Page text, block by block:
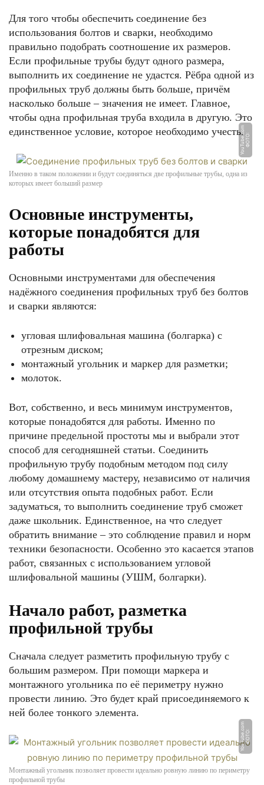
Для того чтобы обеспечить соединение без
использования болтов и сварки, необходимо
правильно подобрать соотношение их размеров.
Если профильные трубы будут одного размера,
выполнить их соединение не удастся. Рёбра одной из
профильных труб должны быть больше, причём
насколько больше – значения не имеет. Главное,
чтобы одна профильная труба входила в другую. Это
единственное условие, которое необходимо учесть.
Ф
О
Т
О:
Y
o
u
T
u
b
e.
c
o
m
Именно в таком положении и будут соединяться две профильные трубы, одна из
которых имеет больший размер
Основные инструменты,
которые понадобятся для
работы
Основными инструментами для обеспечения
надёжного соединения профильных труб без болтов
и сварки являются:
угловая шлифовальная машина (болгарка) с
отрезным диском;
монтажный угольник и маркер для разметки;
молоток.
Вот, собственно, и весь минимум инструментов,
которые понадобятся для работы. Именно по
причине предельной простоты мы и выбрали этот
способ для сегодняшней статьи. Соединить
профильную трубу подобным методом под силу
любому домашнему мастеру, независимо от наличия
или отсутствия опыта подобных работ. Если
задуматься, то выполнить соединение труб сможет
даже школьник. Единственное, на что следует
обратить внимание – это соблюдение правил и норм
техники безопасности. Особенно это касается этапов
работ, связанных с использованием угловой
шлифовальной машины (УШМ, болгарки).
Начало работ, разметка
профильной трубы
Сначала следует разметить профильную трубу с
большим размером. При помощи маркера и
монтажного угольника по её периметру нужно
провести линию. Это будет край присоединяемого к
ней более тонкого элемента.
Ф
О
Т
О:
Y
o
u
T
u
b
e.
c
o
m
Монтажный угольник позволяет провести идеально ровную линию по периметру
профильной трубы